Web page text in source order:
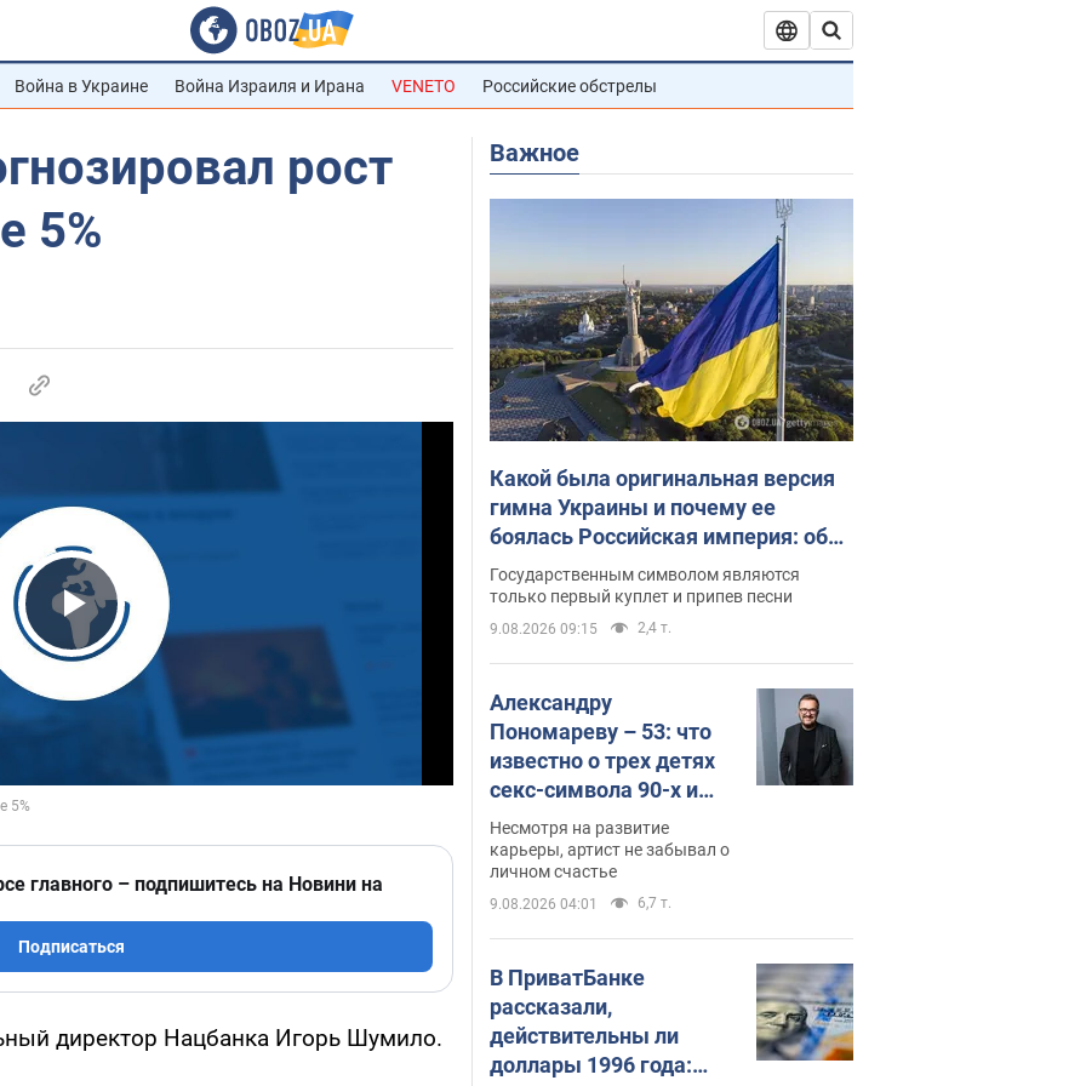
Война в Украине Война Израиля и Ирана VENETO Российские обстрелы
рост
5%
Play Video
главного – подпишитесь на Новини на
Подписаться
директор Нацбанка Игорь Шумило.
Важное
Какой была оригинальная версия
гимна Украины и почему ее
боялась Российская империя: об
этом не рассказывают в школе
Государственным символом являются
только первый куплет и припев песни
9.08.2026 09:15 2,4 т.
Александру
Пономареву – 53: что
известно о трех детях
секс-символа 90-х и
как они выглядят
Несмотря на развитие
карьеры, артист не забывал о
личном счастье
9.08.2026 04:01 6,7 т.
В ПриватБанке
рассказали,
действительны ли
доллары 1996 года: